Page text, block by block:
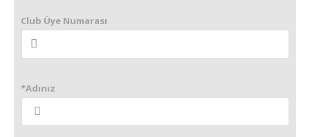
Club Üye Numarası
*Adınız